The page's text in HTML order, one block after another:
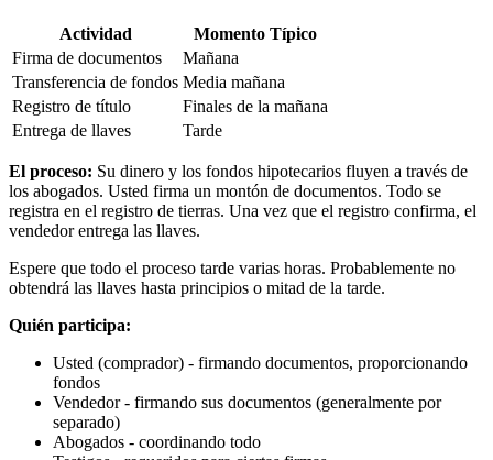
Actividad
Momento Típico
Firma de documentos
Mañana
Transferencia de fondos Media mañana
Registro de título
Finales de la mañana
Entrega de llaves
Tarde
El proceso: Su dinero y los fondos hipotecarios fluyen a través de
los abogados. Usted firma un montón de documentos. Todo se
registra en el registro de tierras. Una vez que el registro confirma, el
vendedor entrega las llaves.
Espere que todo el proceso tarde varias horas. Probablemente no
obtendrá las llaves hasta principios o mitad de la tarde.
Quién participa:
Usted (comprador) - firmando documentos, proporcionando
fondos
Vendedor - firmando sus documentos (generalmente por
separado)
Abogados - coordinando todo